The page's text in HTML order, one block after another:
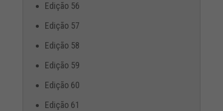
Edição 56
Edição 57
Edição 58
Edição 59
Edição 60
Edição 61